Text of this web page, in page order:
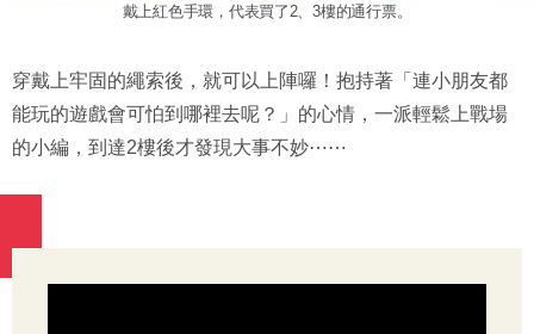
戴上紅色手環，代表買了2、3樓的通行票。
穿戴上牢固的繩索後，就可以上陣囉！抱持著「連小朋友都
能玩的遊戲會可怕到哪裡去呢？」的心情，一派輕鬆上戰場
的小編，到達2樓後才發現大事不妙⋯⋯